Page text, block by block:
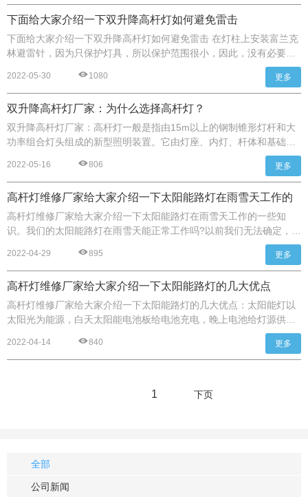
统中电路的导体，以保证电气连接的良好接触。
下面给大家介绍一下双升降高杆灯如何避免雷击
下面给大家介绍一下双升降高杆灯如何避免雷击 在灯柱上安装富兰克
林避雷针，因为只保护灯具，所以保护范围很小，因此，没有必要安
装昂贵的避雷针，金属灯杆体既作为避雷针的引下线，又作为保护
线。
2022-05-30 1080 更多
双升降高杆灯厂家：为什么选择高杆灯？
双升降高杆灯厂家：高杆灯一般是指由15m以上的钢制锥形灯杆和大
功率组合灯头组成的新型照明装置。它由灯座、内灯、杆体和基础部
2022-05-16 806 更多
高杆灯维修厂家给大家介绍一下太阳能路灯在雨雪天工作的
一些知识
高杆灯维修厂家给大家介绍一下太阳能路灯在雨雪天工作的一些知
识。我们的太阳能路灯在雨雪天能正常工作吗?以前我们无法确定，因
为以前技术不够先进的时候，雨雪会对我们的发电产生一些影响，现
在在节能环保的大背景下，太阳能路灯应运而生，我们需要解决寒冷
地区的人们以及雨雪对太阳能路灯的影响问题。
2022-04-29 895 更多
高杆灯维修厂家给大家介绍一下太阳能路灯的几大优点
高杆灯维修厂家给大家介绍一下太阳能路灯的几大优点：太阳能灯以
太阳光为能源，白天太阳能电池板给电池充电，晚上电池给灯源供
电，无需复杂昂贵的管道铺设，灯具布局可随意调整，安全节能无污
染，稳定可靠，无需人工操作，省电免维护。
2022-04-14 840 更多
1 下页
全部
公司新闻